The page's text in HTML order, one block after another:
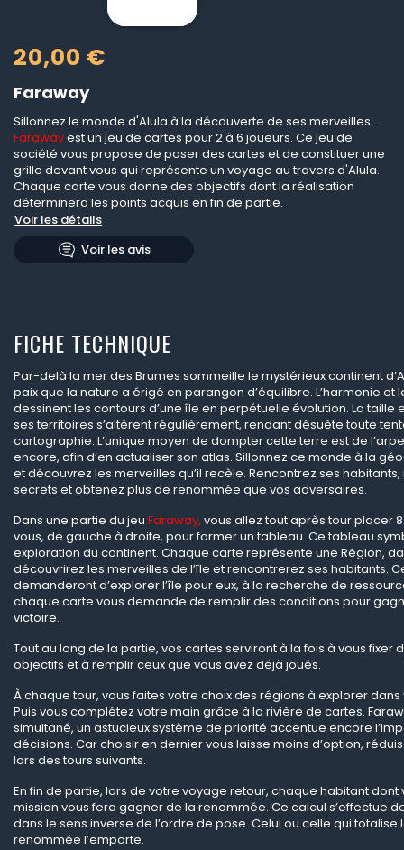
20,00 €
Faraway
Sillonnez le monde d'Alula à la découverte de ses merveilles...
Farawayest un jeu de cartes pour 2 à 6 joueurs. Ce jeu de
société vous propose de poser des cartes et de constituer une
grille devant vous qui représente un voyage au travers d'Alula.
Chaque carte vous donne des objectifs dont la réalisation
déterminera les points acquis en fin de partie.
Voir les détails
Voir les avis
FICHE TECHNIQUE
Par-delà la mer des Brumes sommeille le mystérieux continent
paix que la nature a érigé en parangon d’équilibre. L’harmonie et
dessinent les contours d’une île en perpétuelle évolution. La taille
ses territoires s’altèrent régulièrement, rendant désuète toute
cartographie. L’unique moyen de dompter cette terre est de
encore, afin d’en actualiser son atlas. Sillonnez ce monde à la
et découvrez les merveilles qu’il recèle. Rencontrez ses
secrets et obtenez plus de renommée que vos adversaires.
Dans une partie du jeu Faraway, vous allez tout après tour placer
vous, de gauche à droite, pour former un tableau. Ce tableau
exploration du continent. Chaque carte représente une Région,
découvrirez les merveilles de l’île et rencontrerez ses habitants.
demanderont d’explorer l’île pour eux, à la recherche de
chaque carte vous demande de remplir des conditions pour
victoire.
Tout au long de la partie, vos cartes serviront à la fois à vous fixer
objectifs et à remplir ceux que vous avez déjà joués.
À chaque tour, vous faites votre choix des régions à explorer
Puis vous complétez votre main grâce à la rivière de cartes.
simultané, un astucieux système de priorité accentue encore
décisions. Car choisir en dernier vous laisse moins d’option,
lors des tours suivants.
En fin de partie, lors de votre voyage retour, chaque habitant dont
mission vous fera gagner de la renommée. Ce calcul s’effectue
dans le sens inverse de l’ordre de pose. Celui ou celle qui totalise
renommée l’emporte.